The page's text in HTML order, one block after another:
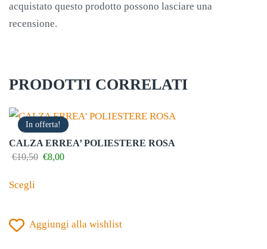
acquistato questo prodotto possono lasciare una
recensione.
PRODOTTI CORRELATI
In offerta!
CALZA ERREA’ POLIESTERE ROSA
€10,50 Il€8,00Il
Scegliprodotto
più
Aggiungi alla wishlist